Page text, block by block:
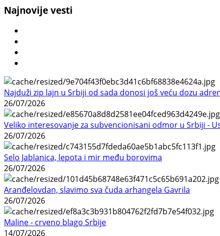
Najnovije vesti
Najduži zip lajn u Srbiji od sada donosi još veću dozu
26/07/2026
Veliko interesovanje za subvencionisani odmor u Srbiji -
26/07/2026
Selo Jablanica, lepota i mir među borovima
26/07/2026
Aranđelovdan, slavimo sva čuda arhangela Gavrila
26/07/2026
Maline - crveno blago Srbije
14/07/2026